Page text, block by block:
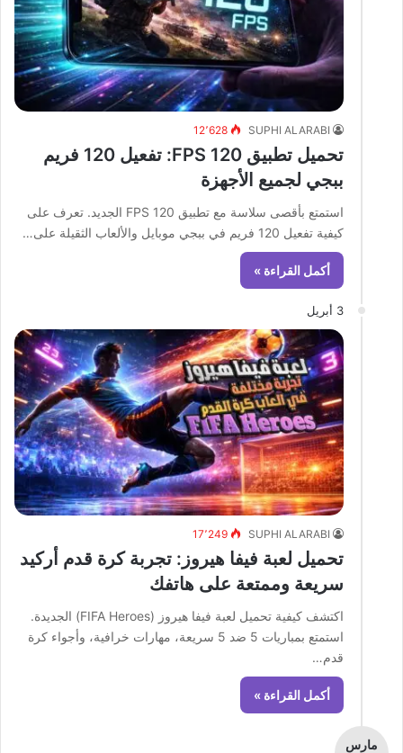
SUPHI ALARABI 12٬628
تحميل تطبيق 120 FPS: تفعيل 120 فريم
ببجي لجميع الأجهزة
استمتع بأقصى سلاسة مع تطبيق 120 FPS الجديد. تعرف على
كيفية تفعيل 120 فريم في ببجي موبايل والألعاب الثقيلة على…
أكمل القراءة »
3 أبريل
SUPHI ALARABI 17٬249
تحميل لعبة فيفا هيروز: تجربة كرة قدم أركيد
سريعة وممتعة على هاتفك
اكتشف كيفية تحميل لعبة فيفا هيروز (FIFA Heroes) الجديدة.
استمتع بمباريات 5 ضد 5 سريعة، مهارات خرافية، وأجواء كرة
قدم…
أكمل القراءة »
مارس